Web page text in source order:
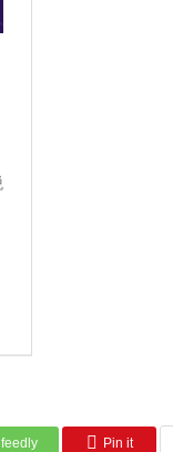
feedly Pin it